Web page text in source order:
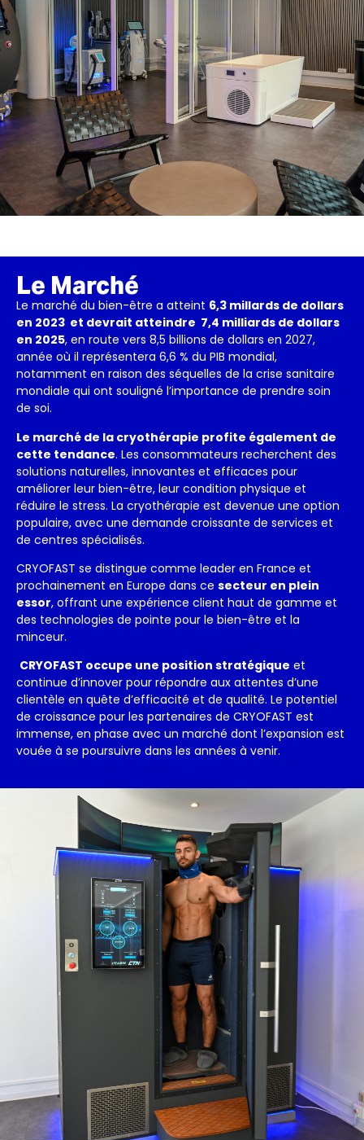
Le Marché
Le marché du bien-être a atteint 6,3 millards de dollars
en 2023 et devrait atteindre 7,4 milliards de dollars
en 2025, en route vers 8,5 billions de dollars en 2027,
année où il représentera 6,6 % du PIB mondial,
notamment en raison des séquelles de la crise sanitaire
mondiale qui ont souligné l’importance de prendre soin
de soi.
Le marché de la cryothérapie profite également de
cette tendance. Les consommateurs recherchent des
solutions naturelles, innovantes et efficaces pour
améliorer leur bien-être, leur condition physique et
réduire le stress. La cryothérapie est devenue une option
populaire, avec une demande croissante de services et
de centres spécialisés.
CRYOFAST se distingue comme leader en France et
prochainement en Europe dans ce secteur en plein
essor, offrant une expérience client haut de gamme et
des technologies de pointe pour le bien-être et la
minceur.
CRYOFAST occupe une position stratégique et
continue d’innover pour répondre aux attentes d’une
clientèle en quête d’efficacité et de qualité. Le potentiel
de croissance pour les partenaires de CRYOFAST est
immense, en phase avec un marché dont l’expansion est
vouée à se poursuivre dans les années à venir.